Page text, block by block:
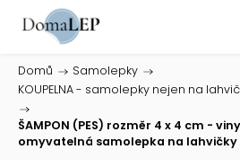
Domů / Samolepky /
KOUPELNA - samolepky nejen na
/
ŠAMPON (PES) rozměr 4 x 4 cm -
omyvatelná samolepka na